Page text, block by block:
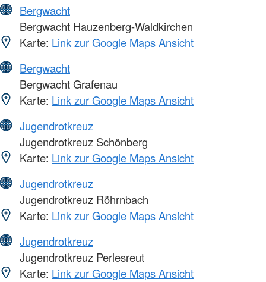
Bergwacht
Bergwacht Hauzenberg-Waldkirchen
Karte: Link zur Google Maps Ansicht
Bergwacht
Bergwacht Grafenau
Karte: Link zur Google Maps Ansicht
Jugendrotkreuz
Jugendrotkreuz Schönberg
Karte: Link zur Google Maps Ansicht
Jugendrotkreuz
Jugendrotkreuz Röhrnbach
Karte: Link zur Google Maps Ansicht
Jugendrotkreuz
Jugendrotkreuz Perlesreut
Karte: Link zur Google Maps Ansicht